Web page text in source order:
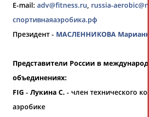
E-mail: adv@fitness.ru, russia-
спортивнаяаэробика.рф
Президент - МАСЛЕННИКОВА
Представители России в
объединениях:
FIG - Лукина С. - член технического
аэробике